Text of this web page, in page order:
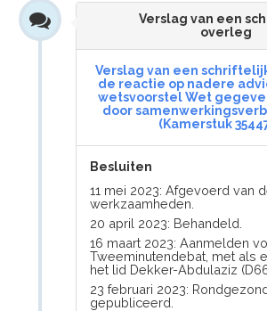
Verslag van een
overleg
Verslag van een
de reactie op nadere
wetsvoorstel Wet
door
(Kamerstuk
Besluiten
11 mei 2023: Afgevoerd van
werkzaamheden.
20 april 2023: Behandeld.
16 maart 2023: Aanmelden
Tweeminutendebat, met als
het lid Dekker-Abdulaziz
23 februari 2023:
gepubliceerd.